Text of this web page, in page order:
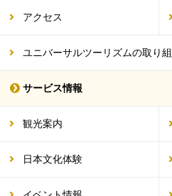
アクセス
ユニバーサルツーリズムの取り
サービス情報
観光案内
日本文化体験